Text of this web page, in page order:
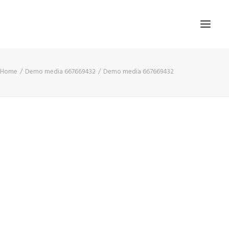
Home Demo media 667669432 Demo media 667669432